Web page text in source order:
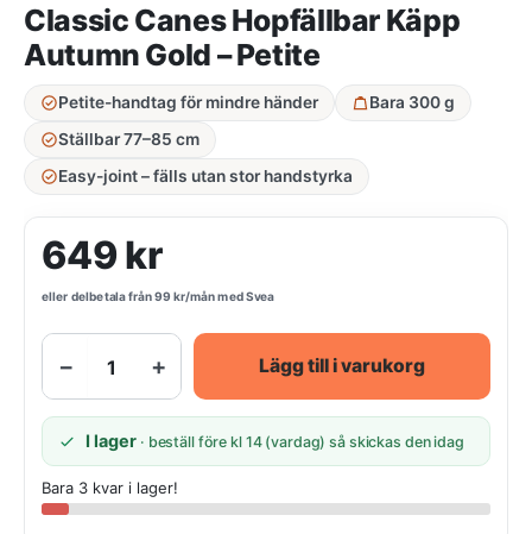
Classic Canes Hopfällbar Käpp
Autumn Gold – Petite
Petite-handtag för mindre händer
Bara 300 g
Ställbar 77–85 cm
Easy-joint – fälls utan stor handstyrka
649kr
eller delbetala från99kr/mån med Svea
− + Lägg till i varukorg
I lager · beställ före kl 14 (vardag) så skickas den idag
Bara 3 kvar i lager!